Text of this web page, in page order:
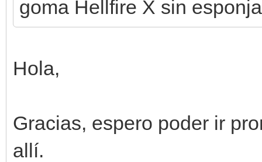
goma Hellfire X sin
Hola,
Gracias, espero poder ir
allí.